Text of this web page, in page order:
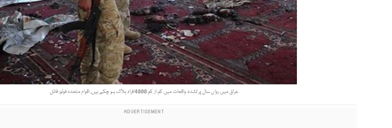
عراق میں رواں سال پر تشدد واقعات میں کم از کم 4000افراد ہلاک ہو چکے ہیں, اقوام متحدہ فوٹو: فائل